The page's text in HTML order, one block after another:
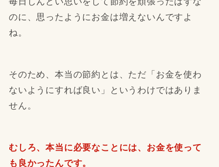
のに、思ったようにお金は増えないんですよ
ね。
そのため、本当の節約とは、ただ「お金を使わ
ないようにすれば良い」というわけではありま
せん。
むしろ、本当に必要なことには、お金を使って
も良かったんです。